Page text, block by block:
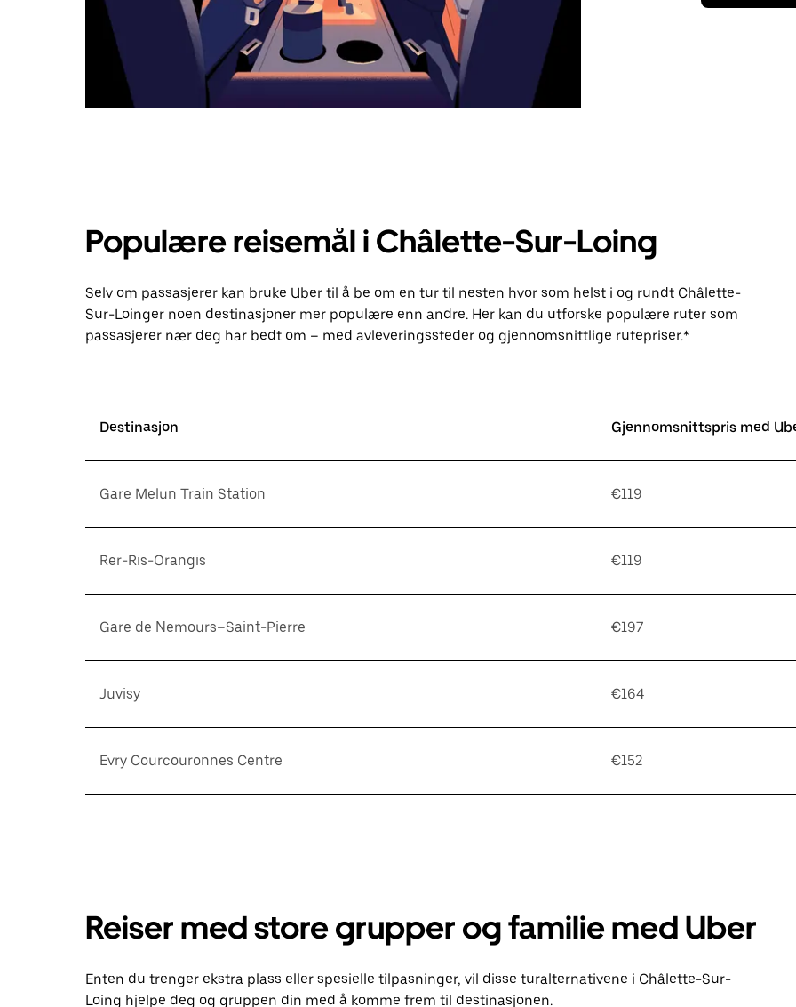
Populære reisemål i Châlette-Sur-Loing
Selv om passasjerer kan bruke Uber til å be om en tur til nesten hvor som helst i og rundt Châlette-
Sur-Loinger noen destinasjoner mer populære enn andre. Her kan du utforske populære ruter som
passasjerer nær deg har bedt om – med avleveringssteder og gjennomsnittlige rutepriser.*
Destinasjon Gjennomsnittspris med
Gare Melun Train Station €119
Rer-Ris-Orangis €119
Gare de Nemours–Saint-Pierre €197
Juvisy €164
Evry Courcouronnes Centre €152
Reiser med store grupper og familie med Uber
Enten du trenger ekstra plass eller spesielle tilpasninger, vil disse turalternativene i Châlette-Sur-
Loing hjelpe deg og gruppen din med å komme frem til destinasjonen.